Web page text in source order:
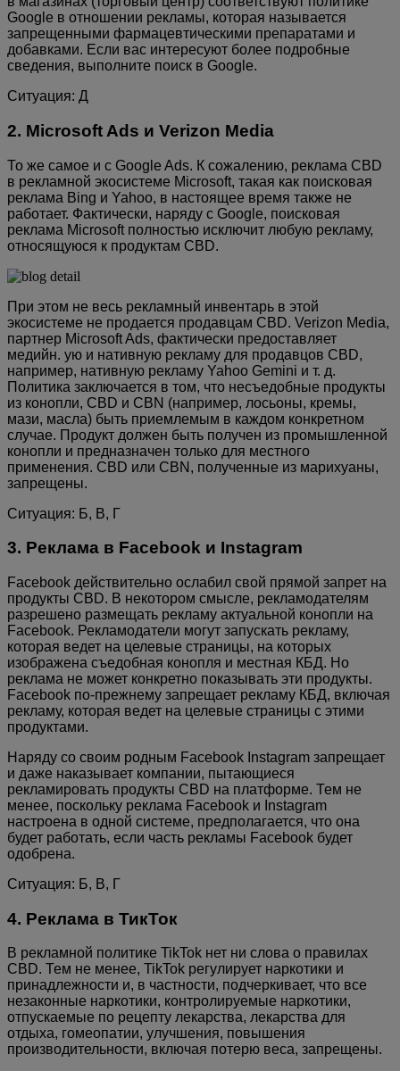
Google в отношении рекламы, которая называется
запрещенными фармацевтическими препаратами и
добавками. Если вас интересуют более подробные
сведения, выполните поиск в Google.
Ситуация: Д
2. Microsoft Ads и Verizon Media
То же самое и с Google Ads. К сожалению, реклама CBD
в рекламной экосистеме Microsoft, такая как поисковая
реклама Bing и Yahoo, в настоящее время также не
работает. Фактически, наряду с Google, поисковая
реклама Microsoft полностью исключит любую рекламу,
относящуюся к продуктам CBD.
При этом не весь рекламный инвентарь в этой
экосистеме не продается продавцам CBD. Verizon Media,
партнер Microsoft Ads, фактически предоставляет
медийн. ую и нативную рекламу для продавцов CBD,
например, нативную рекламу Yahoo Gemini и т. д.
Политика заключается в том, что несъедобные продукты
из конопли, CBD и CBN (например, лосьоны, кремы,
мази, масла) быть приемлемым в каждом конкретном
случае. Продукт должен быть получен из промышленной
конопли и предназначен только для местного
применения. CBD или CBN, полученные из марихуаны,
запрещены.
Ситуация: Б, В, Г
3. Реклама в Facebook и Instagram
Facebook действительно ослабил свой прямой запрет на
продукты CBD. В некотором смысле, рекламодателям
разрешено размещать рекламу актуальной конопли на
Facebook. Рекламодатели могут запускать рекламу,
которая ведет на целевые страницы, на которых
изображена съедобная конопля и местная КБД. Но
реклама не может конкретно показывать эти продукты.
Facebook по-прежнему запрещает рекламу КБД, включая
рекламу, которая ведет на целевые страницы с этими
продуктами.
Наряду со своим родным Facebook Instagram запрещает
и даже наказывает компании, пытающиеся
рекламировать продукты CBD на платформе. Тем не
менее, поскольку реклама Facebook и Instagram
настроена в одной системе, предполагается, что она
будет работать, если часть рекламы Facebook будет
одобрена.
Ситуация: Б, В, Г
4. Реклама в ТикТок
В рекламной политике TikTok нет ни слова о правилах
CBD. Тем не менее, TikTok регулирует наркотики и
принадлежности и, в частности, подчеркивает, что все
незаконные наркотики, контролируемые наркотики,
отпускаемые по рецепту лекарства, лекарства для
отдыха, гомеопатии, улучшения, повышения
производительности, включая потерю веса, запрещены.